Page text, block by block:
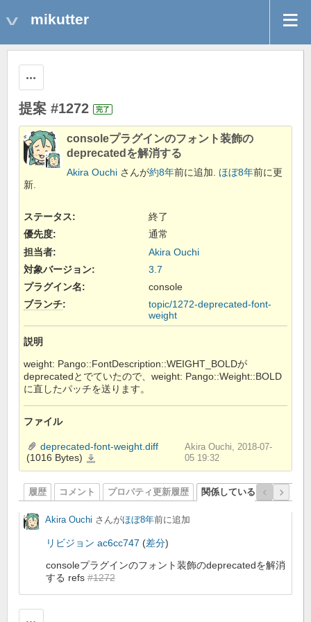
mikutter
提案 #1272 完了
consoleプラグインのフォント装飾の
deprecatedを解消する
Akira Ouchi さんが約8年前に追加. ほぼ8年前に更
新.
ステータス:
終了
優先度:
通常
担当者:
Akira Ouchi
対象バージョン:
3.7
プラグイン名:
console
ブランチ:
topic/1272-deprecated-font-
weight
説明
weight: Pango::FontDescription::WEIGHT_BOLDが
deprecatedとでていたので、weight: Pango::Weight::BOLD
に直したパッチを送ります。
ファイル
deprecated-font-weight.diff
(1016 Bytes)
Akira Ouchi, 2018-07-
05 19:32
履歴 コメント プロパティ更新履歴 関係しているリビジョン
Akira Ouchi さんがほぼ8年前に追加
リビジョン ac6cc747 (差分)
consoleプラグインのフォント装飾のdeprecatedを解消
する refs #1272